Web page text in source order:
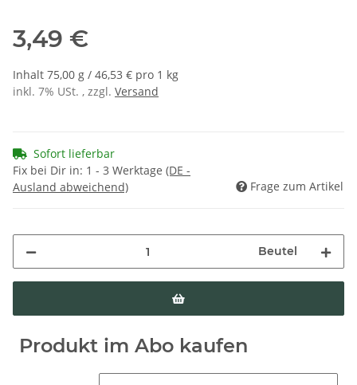
3,49 €
Inhalt 75,00 g / 46,53 € pro 1 kg
inkl. 7% USt. , zzgl. Versand
Sofort lieferbar
Fix bei Dir in: 1 - 3 Werktage (DE -
Ausland abweichend)
Frage zum Artikel
Beutel
Produkt im Abo kaufen